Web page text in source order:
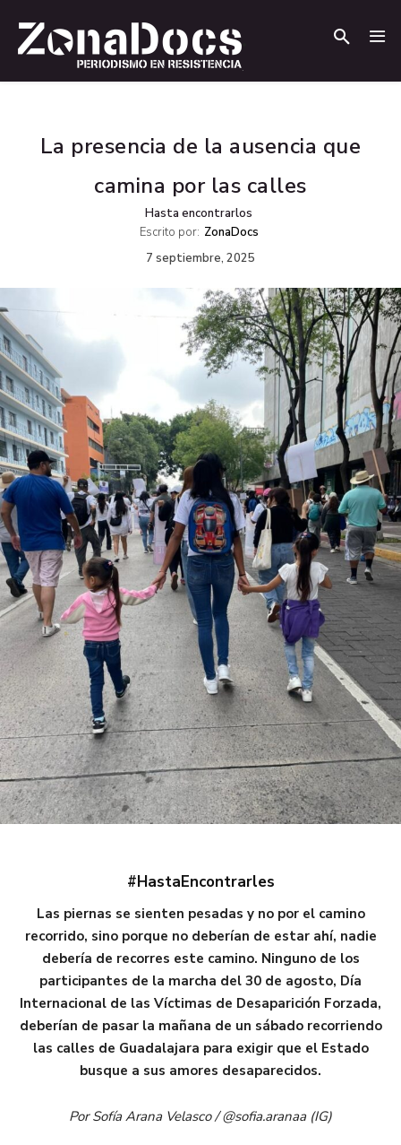
La presencia de la ausencia que
camina por las calles
Hasta encontrarlos
Escrito por: ZonaDocs
7 septiembre, 2025
#HastaEncontrarles
Las piernas se sienten pesadas y no por el camino
recorrido, sino porque no deberían de estar ahí, nadie
debería de recorres este camino. Ninguno de los
participantes de la marcha del 30 de agosto, Día
Internacional de las Víctimas de Desaparición Forzada,
deberían de pasar la mañana de un sábado recorriendo
las calles de Guadalajara para exigir que el Estado
busque a sus amores desaparecidos.
Por Sofía Arana Velasco / @sofia.aranaa (IG)